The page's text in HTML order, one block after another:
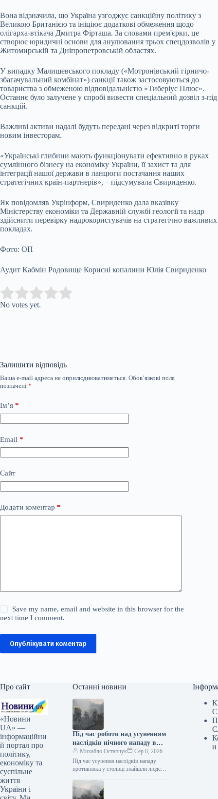
Вона відзначила, що Україна узгоджує санкційну політику з
Великою Британією та ініціює додаткові обмеження щодо
олігарха-втікача Дмитра Фірташа. За словами прем'єрки, це
створює юридичні основи для анулювання трьох спецдозволів у
Житомирській та Дніпропетровській областях.
У випадку Малишевського покладу («Мотронівський гірничо-
збагачувальний комбінат») санкції також застосовуються до
товариства з обмеженою відповідальністю «Тиберіус Плюс».
Останнє було залучене у спробі вивести спеціальний дозвіл з-під
санкцій.
Важливі активи надалі будуть передані через відкриті торги
новим інвесторам.
«Українські глибини мають функціонувати ефективно в руках
сумлінного бізнесу на економіку України, її захист та для
інтеграції нашої держави в ланцюги постачання наших
стратегічних країн-партнерів», – підсумувала Свириденко.
Як повідомляв Укрінформ, Свириденко дала вказівку
Міністерству економіки та Державній службі геології та надр
здійснити перевірку надрокористувачів на стратегічно важливих
покладах.
Фото: ОП
Аудит Кабмін Родовище Корисні копалини Юлія Свириденко
Rate this item:
No votes yet.
Залишити відповідь
Ваша e-mail адреса не оприлюднюватиметься. Обов’язкові поля
позначені *
Ім’я *
Email *
Сайт
Додати коментар *
Save my name, email and website in this browser for the
next time I comment.
Опублікувати коментар
Про сайт
«Новини
UA» —
інформаційни
й портал про
політику,
економіку та
суспільне
життя
України і
Останні новини
Під час роботи над усуненням
наслідків нічного нападу в
Києві знайдено людське тіло.
Михайло Остапчук
Сер 8, 2026
Під час усунення наслідків нападу
противника у столиці знайшли людське
у Телеграмі написала Київська…
и